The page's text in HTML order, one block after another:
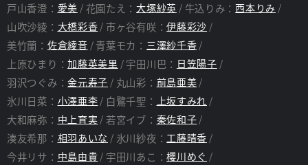
戸山香澄： 愛美 花園たえ：大塚紗英 牛込りみ：西本りみ
山吹沙綾： 大橋彩香 市ヶ谷有咲：伊藤彩沙
美竹蘭： 佐倉綾音 青葉モカ： 三澤紗千香
上原ひまり：加藤英美里 宇田川巴： 日笠陽子
羽沢つぐみ：金元寿子 丸山彩： 前島亜美
氷川日菜： 小澤亜李 白鷺千聖： 上坂すみれ
大和麻弥： 中上育実 若宮イブ： 秦佐和子
湊友希那： 相羽あいな 氷川紗夜： 工藤晴香
今井リサ： 中島由貴 宇田川あこ：櫻川めぐ